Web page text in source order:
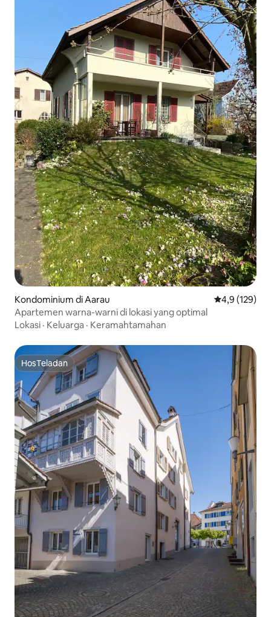
Kondominium di Aarau Nilai rata-rata
4,9 (129)
Apartemen warna-warni di lokasi yang optimal
Lokasi · Keluarga · Keramahtamahan
HosTeladan
HosTeladan